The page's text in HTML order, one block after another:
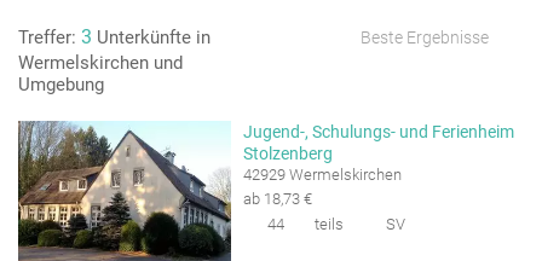
Treffer: 3 Unterkünfte in
Wermelskirchen und
Umgebung
Beste Ergebnisse
Jugend-, Schulungs- und Ferienheim
Stolzenberg
42929 Wermelskirchen
ab 18,73 €
44
teils SV